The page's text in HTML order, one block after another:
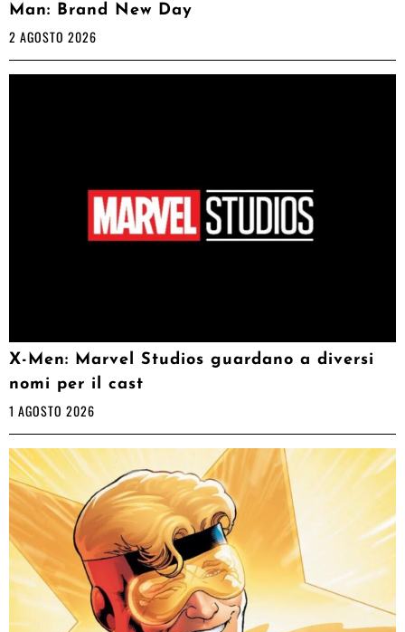
Man: Brand New Day
2 AGOSTO 2026
X-Men: Marvel Studios guardano a diversi
nomi per il cast
1 AGOSTO 2026